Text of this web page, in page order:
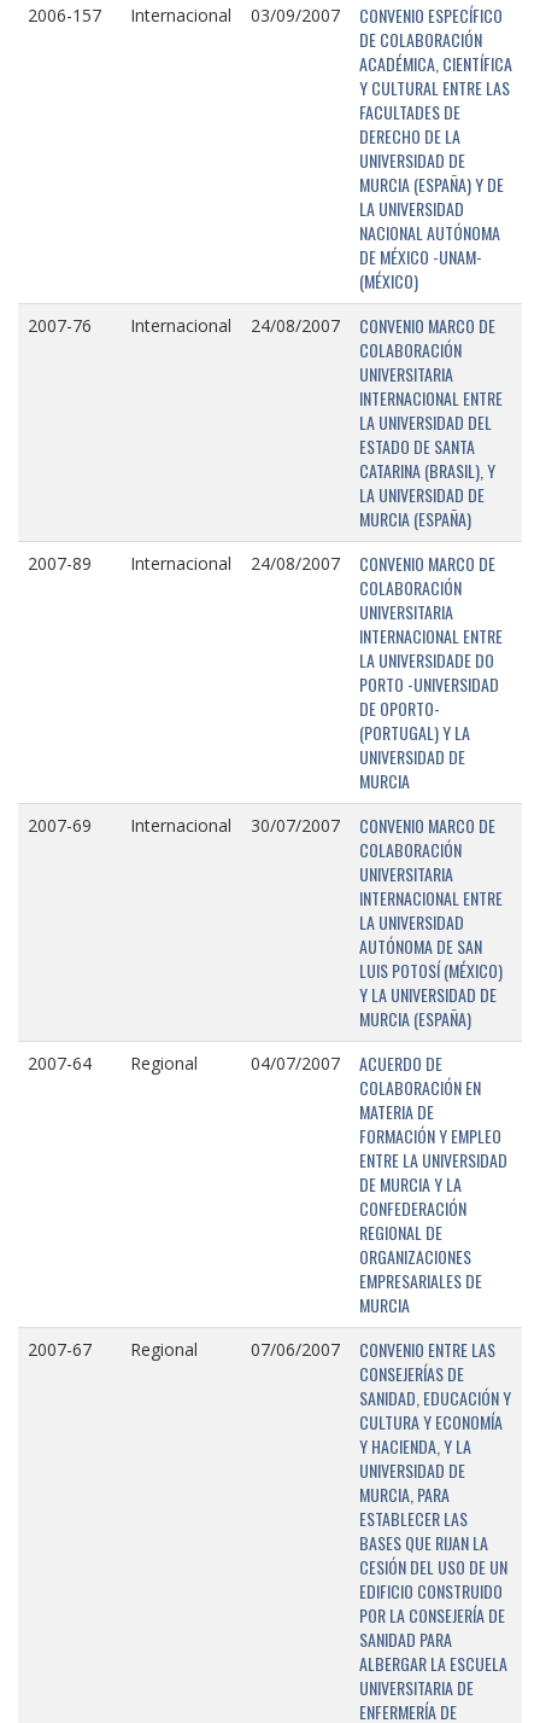
2006-157 Internacional 03/09/2007
CONVENIO ESPECÍFICO
DE COLABORACIÓN
ACADÉMICA, CIENTÍFICA
Y CULTURAL ENTRE LAS
FACULTADES DE
DERECHO DE LA
UNIVERSIDAD DE
MURCIA (ESPAÑA) Y DE
LA UNIVERSIDAD
NACIONAL AUTÓNOMA
DE MÉXICO -UNAM-
(MÉXICO)
2007-76 Internacional 24/08/2007
CONVENIO MARCO DE
COLABORACIÓN
UNIVERSITARIA
INTERNACIONAL ENTRE
LA UNIVERSIDAD DEL
ESTADO DE SANTA
CATARINA (BRASIL), Y
LA UNIVERSIDAD DE
MURCIA (ESPAÑA)
2007-89 Internacional 24/08/2007
CONVENIO MARCO DE
COLABORACIÓN
UNIVERSITARIA
INTERNACIONAL ENTRE
LA UNIVERSIDADE DO
PORTO -UNIVERSIDAD
DE OPORTO-
(PORTUGAL) Y LA
UNIVERSIDAD DE
MURCIA
2007-69 Internacional 30/07/2007
CONVENIO MARCO DE
COLABORACIÓN
UNIVERSITARIA
INTERNACIONAL ENTRE
LA UNIVERSIDAD
AUTÓNOMA DE SAN
LUIS POTOSÍ (MÉXICO)
Y LA UNIVERSIDAD DE
MURCIA (ESPAÑA)
2007-64 Regional 04/07/2007
ACUERDO DE
COLABORACIÓN EN
MATERIA DE
FORMACIÓN Y EMPLEO
ENTRE LA UNIVERSIDAD
DE MURCIA Y LA
CONFEDERACIÓN
REGIONAL DE
ORGANIZACIONES
EMPRESARIALES DE
MURCIA
2007-67 Regional 07/06/2007
CONVENIO ENTRE LAS
CONSEJERÍAS DE
SANIDAD, EDUCACIÓN Y
CULTURA Y ECONOMÍA
Y HACIENDA, Y LA
UNIVERSIDAD DE
MURCIA, PARA
ESTABLECER LAS
BASES QUE RIJAN LA
CESIÓN DEL USO DE UN
EDIFICIO CONSTRUIDO
POR LA CONSEJERÍA DE
SANIDAD PARA
ALBERGAR LA ESCUELA
UNIVERSITARIA DE
ENFERMERÍA DE